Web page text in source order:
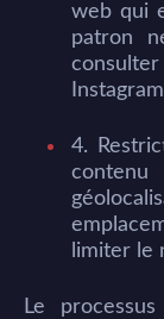
web qui
patron
4.
limiter le
Le